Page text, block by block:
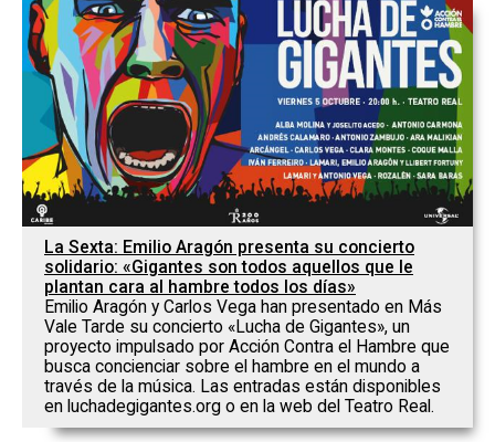
La Sexta: Emilio Aragón presenta su concierto
solidario: «Gigantes son todos aquellos que le
plantan cara al hambre todos los días»
Emilio Aragón y Carlos Vega han presentado en Más
Vale Tarde su concierto «Lucha de Gigantes», un
proyecto impulsado por Acción Contra el Hambre que
busca concienciar sobre el hambre en el mundo a
través de la música. Las entradas están disponibles
en luchadegigantes.org o en la web del Teatro Real.